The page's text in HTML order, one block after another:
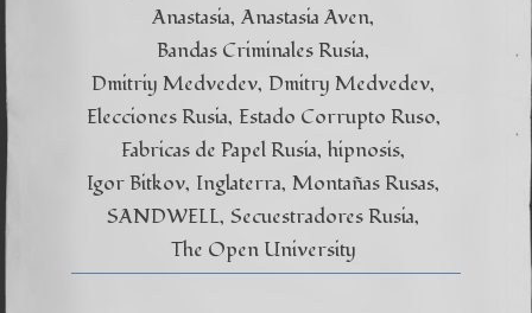
Anastasia Anastasia Aven
Bandas Criminales Rusia
Dmitriy Medvedev Dmitry Medvedev
Elecciones Rusia Estado Corrupto Ruso
Fabricas de Papel Rusia hipnosis
Igor Bitkov Inglaterra Montañas Rusas
SANDWELL Secuestradores Rusia
The Open University